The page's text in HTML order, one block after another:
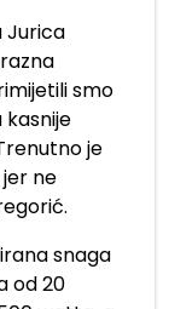
Jurica
smo
je
ne
snaga
od 20